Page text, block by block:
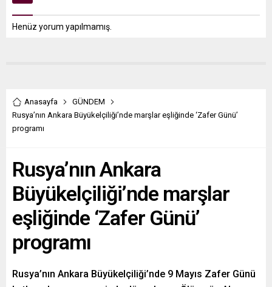
Henüz yorum yapılmamış.
Anasayfa
GÜNDEM
Rusya’nın Ankara Büyükelçiliği’nde marşlar eşliğinde ‘Zafer Günü’
programı
Rusya’nın Ankara
Büyükelçiliği’nde marşlar
eşliğinde ‘Zafer Günü’
programı
Rusya’nın Ankara Büyükelçiliği’nde 9 Mayıs Zafer Günü